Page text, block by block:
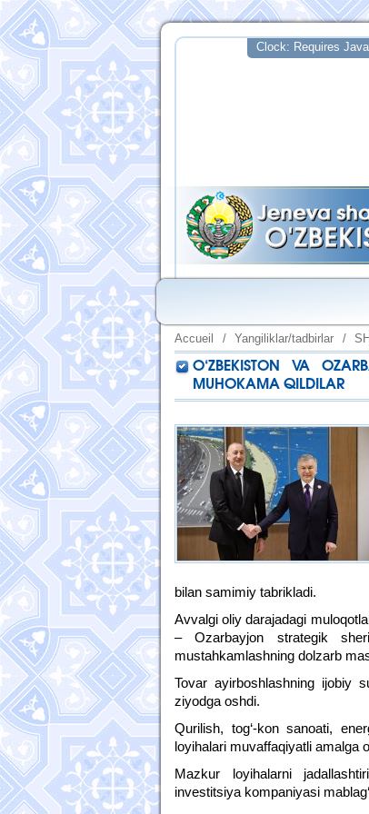
Accueil / Yangiliklar/tadbirlar /
O‘ZBEKISTON VA
MUHOKAMA QILDILAR
bilan samimiy tabrikladi.
Avvalgi oliy darajadagi
– Ozarbayjon strategik
mustahkamlashning dolzarb
Tovar ayirboshlashning ijobiy
ziyodga oshdi.
Qurilish, tog‘-kon sanoati,
loyihalari muvaffaqiyatli amalga
Mazkur loyihalarni
investitsiya kompaniyasi